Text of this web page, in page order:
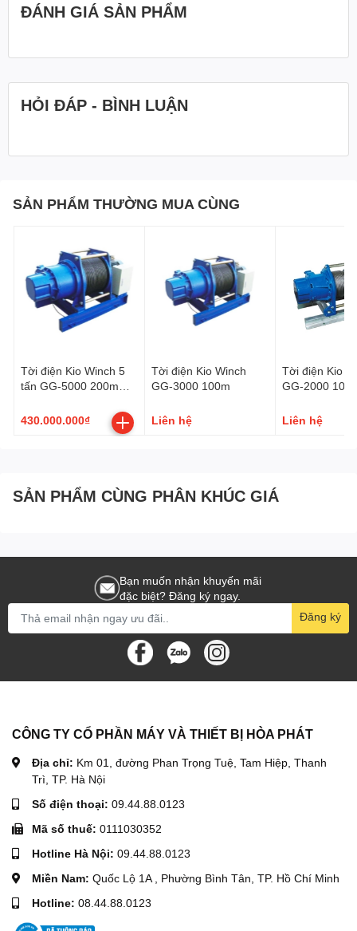
ĐÁNH GIÁ SẢN PHẨM
HỎI ĐÁP - BÌNH LUẬN
SẢN PHẨM THƯỜNG MUA CÙNG
Tời điện Kio Winch 5
tấn GG-5000 200m
430.000.000₫
Tời điện Kio Winch
GG-3000 100m
Liên hệ
Tời điện Kio
GG-2000
Liên hệ
SẢN PHẨM CÙNG PHÂN KHÚC GIÁ
Bạn muốn nhận khuyến mãi
đặc biệt? Đăng ký ngay.
Đăng ký
CÔNG TY CỔ PHẦN MÁY VÀ THIẾT BỊ HÒA PHÁT
Địa chỉ: Km 01, đường Phan Trọng Tuệ, Tam Hiệp, Thanh
Trì, TP. Hà Nội
Số điện thoại: 09.44.88.0123
Mã số thuế: 0111030352
Hotline Hà Nội: 09.44.88.0123
Miền Nam: Quốc Lộ 1A , Phường Bình Tân, TP. Hồ Chí Minh
Hotline: 08.44.88.0123